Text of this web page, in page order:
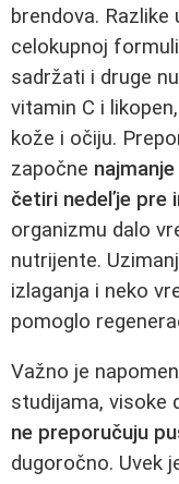
brendova.
celokupnoj
sadržati i druge
vitamin C i
kože i očiju.
započne
četiri nedeľje pre
organizmu dalo
nutrijente.
izlaganja i neko
pomoglo
Važno je
studijama, visoke
ne preporučuju
dugoročno. Uvek